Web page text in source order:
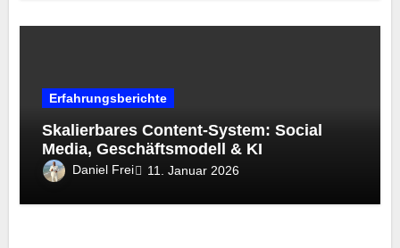
Erfahrungsberichte
Skalierbares Content-System: Social
Media, Geschäftsmodell & KI
Daniel Frei 11. Januar 2026